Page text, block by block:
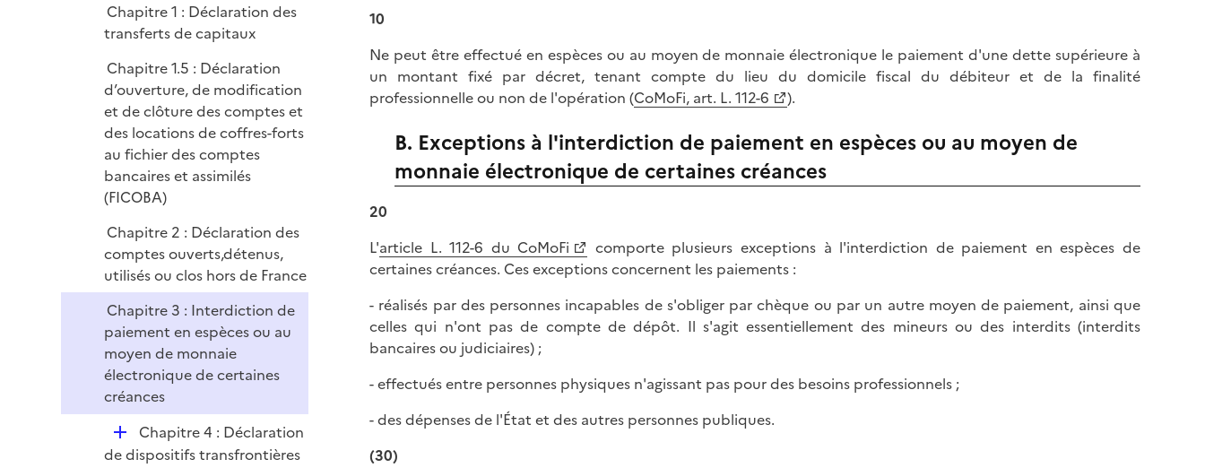
i
e
r
Chapitre 1 : Déclaration des
transferts de capitaux
Chapitre 1.5 : Déclaration
d’ouverture, de modification
et de clôture des comptes et
des locations de coffres-forts
au fichier des comptes
bancaires et assimilés
(FICOBA)
Chapitre 2 : Déclaration des
comptes ouverts,détenus,
utilisés ou clos hors de France
Chapitre 3 : Interdiction de
paiement en espèces ou au
moyen de monnaie
électronique de certaines
créances
D
é
Chapitre 4 : Déclaration
de dispositifs transfrontières
10
Ne peut être effectué en espèces ou au moyen de monnaie électronique le paiement d'une dette supérieure à
un montant fixé par décret, tenant compte du lieu du domicile fiscal du débiteur et de la finalité
professionnelle ou non de l'opération (CoMoFi, art. L. 112-6 ).
B. Exceptions à l'interdiction de paiement en espèces ou au moyen de
monnaie électronique de certaines créances
20
L'article L. 112-6 du CoMoFi
comporte plusieurs exceptions à l'interdiction de paiement en espèces de
certaines créances. Ces exceptions concernent les paiements :
- réalisés par des personnes incapables de s'obliger par chèque ou par un autre moyen de paiement, ainsi que
celles qui n'ont pas de compte de dépôt. Il s'agit essentiellement des mineurs ou des interdits (interdits
bancaires ou judiciaires) ;
- effectués entre personnes physiques n'agissant pas pour des besoins professionnels ;
- des dépenses de l'État et des autres personnes publiques.
(30)